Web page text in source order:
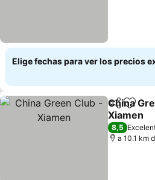
Elige fechas para ver los precios
Compartir
China
Xiamen
Ver
8,5
a 10.1 km